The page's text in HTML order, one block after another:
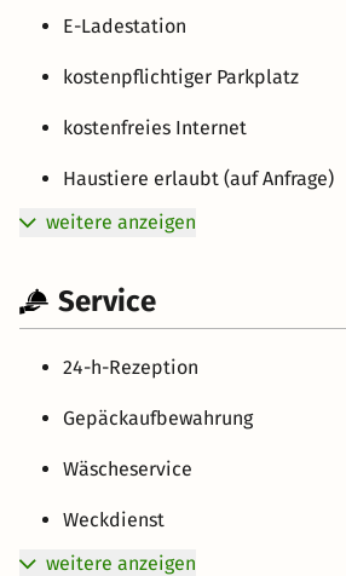
E-Ladestation
kostenpflichtiger Parkplatz
kostenfreies Internet
Haustiere erlaubt (auf Anfrage)
weitere anzeigen
Service
24-h-Rezeption
Gepäckaufbewahrung
Wäscheservice
Weckdienst
weitere anzeigen